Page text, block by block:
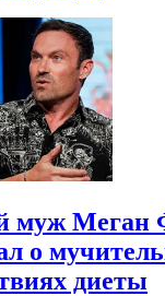
муж Меган
о
диеты